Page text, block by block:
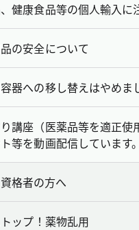
健康食品等の個人輸入に
の安全について
器への移し替えはやめま
講座（医薬品等を適正使
等を動画配信しています。
格者の方へ
ップ！薬物乱用